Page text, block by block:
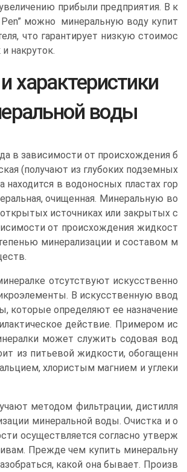
прибыли предприятия. В к
Pen” можно минеральную воду купит
что гарантирует низкую стоимос
накруток.
характеристики
воды
в зависимости от происхождения б
(получают из глубоких подземных
находится в водоносных пластах гор
очищенная. Минеральную во
источниках или закрытых с
от происхождения жидкост
минерализации и составом м
отсутствуют искусственно
В искусственную ввод
которые определяют ее назначение
действие. Примером ис
может служить содовая вод
из питьевой жидкости, обогащенн
хлористым магнием и углеки
методом фильтрации, дистилля
минеральной воды. Очистка и о
осуществляется согласно утверж
Прежде чем купить минеральну
какой она бывает. Произв